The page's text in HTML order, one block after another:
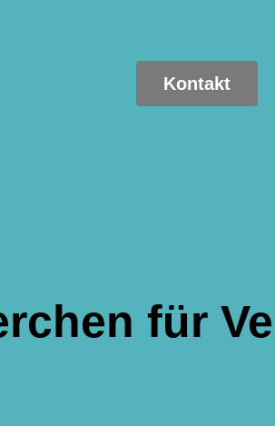
Kontakt
für